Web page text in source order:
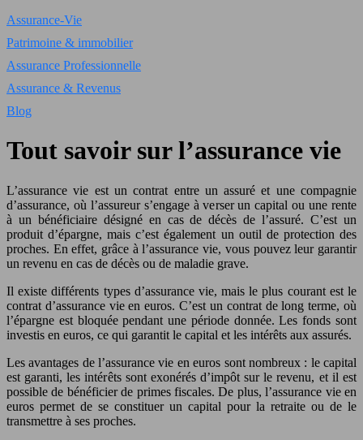
Assurance-Vie
Patrimoine & immobilier
Assurance Professionnelle
Assurance & Revenus
Blog
Tout savoir sur l’assurance vie
L’assurance vie est un contrat entre un assuré et une compagnie
d’assurance, où l’assureur s’engage à verser un capital ou une rente
à un bénéficiaire désigné en cas de décès de l’assuré. C’est un
produit d’épargne, mais c’est également un outil de protection des
proches. En effet, grâce à l’assurance vie, vous pouvez leur garantir
un revenu en cas de décès ou de maladie grave.
Il existe différents types d’assurance vie, mais le plus courant est le
contrat d’assurance vie en euros. C’est un contrat de long terme, où
l’épargne est bloquée pendant une période donnée. Les fonds sont
investis en euros, ce qui garantit le capital et les intérêts aux assurés.
Les avantages de l’assurance vie en euros sont nombreux : le capital
est garanti, les intérêts sont exonérés d’impôt sur le revenu, et il est
possible de bénéficier de primes fiscales. De plus, l’assurance vie en
euros permet de se constituer un capital pour la retraite ou de le
transmettre à ses proches.